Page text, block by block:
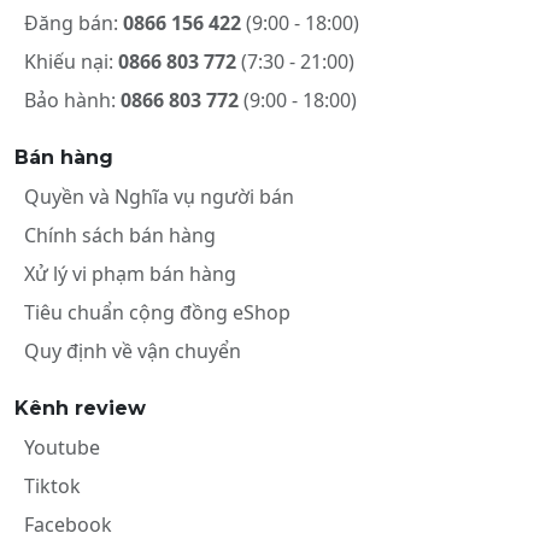
Đăng bán: 0866 156 422(9:00 - 18:00)
Khiếu nại: 0866 803 772(7:30 - 21:00)
Bảo hành: 0866 803 772(9:00 - 18:00)
Bán hàng
Quyền và Nghĩa vụ người bán
Chính sách bán hàng
Xử lý vi phạm bán hàng
Tiêu chuẩn cộng đồng eShop
Quy định về vận chuyển
Kênh review
Youtube
Tiktok
Facebook